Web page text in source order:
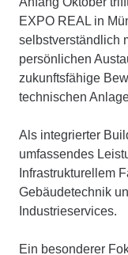
EXPO REAL in
selbstverständlich
persönlichen
zukunftsfähige
technischen
Als integrierter
umfassendes
Infrastrukturellem
Gebäudetechnik
Industrieservices.
Ein besonderer